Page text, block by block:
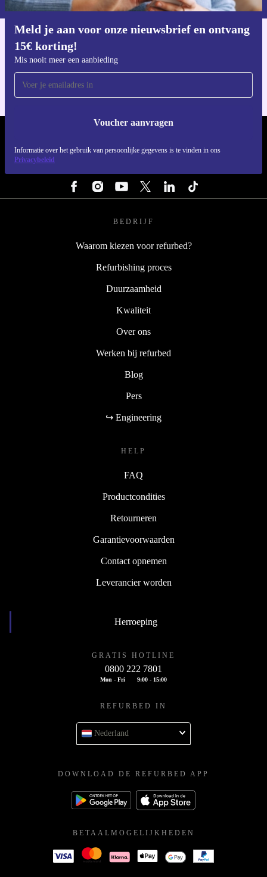
Meld je aan voor onze nieuwsbrief en ontvang
15€ korting!
Mis nooit meer een aanbieding
Voucher aanvragen
Informatie over het gebruik van persoonlijke gegevens is te vinden in ons
Privacybeleid
Voor iOS en Android
BEDRIJF
Waarom kiezen voor refurbed?
Refurbishing proces
Duurzaamheid
Kwaliteit
Over ons
Werken bij refurbed
Blog
Pers
↪ Engineering
HELP
FAQ
Productcondities
Retourneren
Garantievoorwaarden
Contact opnemen
Leverancier worden
Herroeping
GRATIS HOTLINE
0800 222 7801
Mon - Fri 9:00 - 15:00
REFURBED IN
Nederland
DOWNLOAD DE REFURBED APP
BETAALMOGELIJKHEDEN